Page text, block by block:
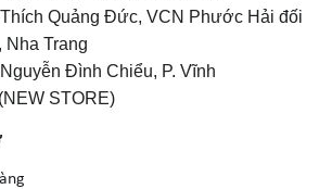
Quảng Đức, VCN Phước Hải đối
Nha Trang
Đình Chiểu, P. Vĩnh
STORE)